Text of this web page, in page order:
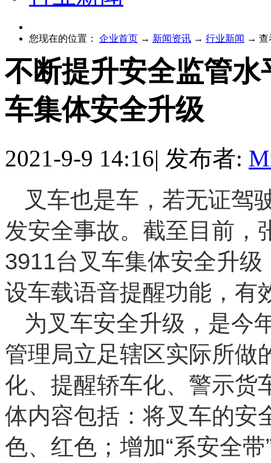
您现在的位置： 企业首页 → 新闻资讯 → 行业新闻 → 查
不断提升安全监管水
车集体安全升级
2021-9-9 14:16| 发布者:
叉车也是车，若无证驾
发安全事故。截至目前，
3911台叉车集体安全升
设车载语音提醒功能，有
为叉车安全升级，是今
管理局立足辖区实际所做
化、提醒轿车化、警示货
体内容包括：将叉车的安
色、红色；增加“系安全